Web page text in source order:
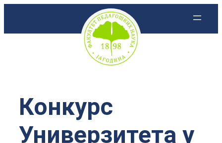
Конкурс
Универзитетa у